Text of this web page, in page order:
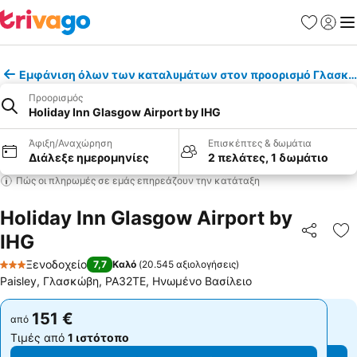
Εμφάνιση όλων των καταλυμάτων στον προορισμό
Προορισμός
Holiday Inn Glasgow Airport by IHG
Άφιξη/Αναχώρηση
Διάλεξε ημερομηνίες
Επισκέπτες & δωμάτια
2 πελάτες, 1 δωμάτιο
Πώς οι πληρωμές σε εμάς επηρεάζουν την κατάταξη
Holiday Inn Glasgow Airport by
IHG
3 Αστέρια
Ξενοδοχείο 7,7 Καλό (20.545 αξιολογήσεις)
Paisley, Γλασκώβη, PA32TE, Ηνωμένο Βασίλειο
από 151 €
Τιμές από 1 ιστότοπο
από 151 €
Τιμές από 1 ιστότοπο